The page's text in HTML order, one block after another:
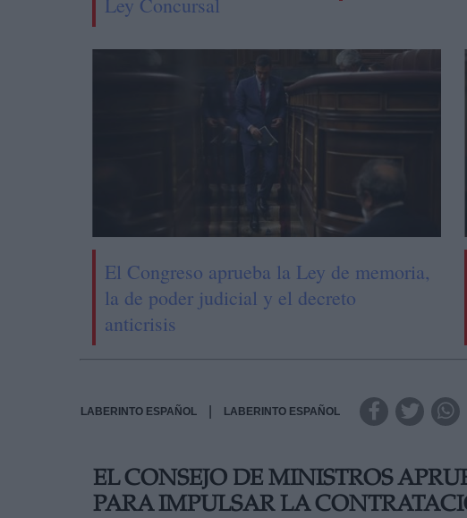
El Congreso aprueba la Ley de memoria,
la de poder judicial y el decreto
anticrisis
LABERINTO ESPAÑOL LABERINTO ESPAÑOL
EL CONSEJO DE MINISTROS
PARA IMPULSAR LA